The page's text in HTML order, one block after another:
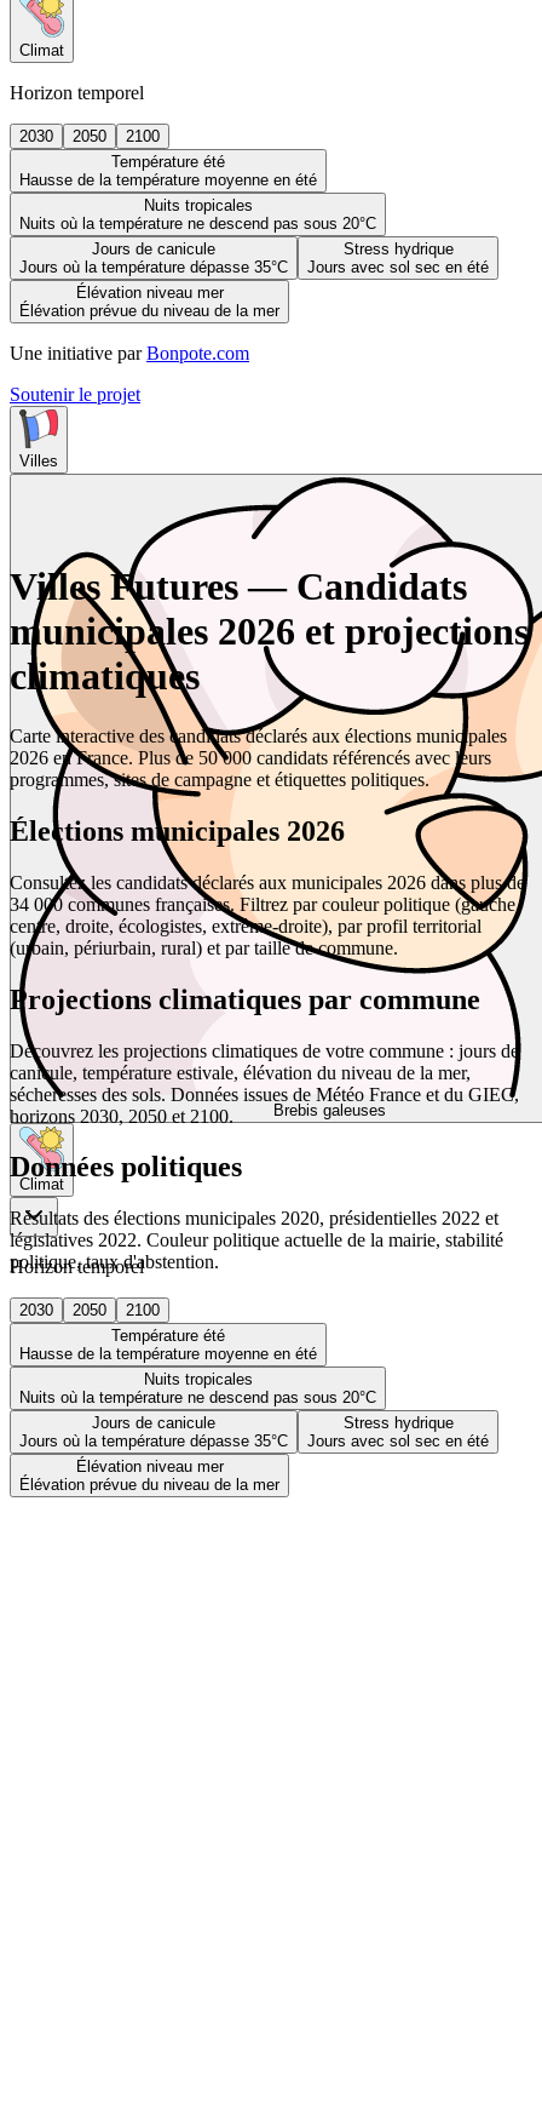
Climat
Horizon temporel
2030 2050
2100
Température été
Hausse de la température moyenne en été
Nuits tropicales
Nuits où la température ne descend pas sous 20°C
Jours de canicule
Jours où la température dépasse 35°C
Stress hydrique
Jours avec sol sec en été
Élévation niveau mer
Élévation prévue du niveau de la mer
Une initiative par Bonpote.com
Soutenir le projet
Villes
Brebis galeuses
Climat
Horizon temporel
2030 2050
2100
Température été
Hausse de la température moyenne en été
Nuits tropicales
Nuits où la température ne descend pas sous 20°C
Jours de canicule
Jours où la température dépasse 35°C
Stress hydrique
Jours avec sol sec en été
Élévation niveau mer
Élévation prévue du niveau de la mer
Villes Futures — Candidats
municipales 2026 et projections
climatiques
Carte interactive des candidats déclarés aux élections municipales
2026 en France. Plus de 50 000 candidats référencés avec leurs
programmes, sites de campagne et étiquettes politiques.
Élections municipales 2026
Consultez les candidats déclarés aux municipales 2026 dans plus de
34 000 communes françaises. Filtrez par couleur politique (gauche,
centre, droite, écologistes, extrême-droite), par profil territorial
(urbain, périurbain, rural) et par taille de commune.
Projections climatiques par commune
Découvrez les projections climatiques de votre commune : jours de
canicule, température estivale, élévation du niveau de la mer,
sécheresses des sols. Données issues de Météo France et du GIEC,
horizons 2030, 2050 et 2100.
Données politiques
Résultats des élections municipales 2020, présidentielles 2022 et
législatives 2022. Couleur politique actuelle de la mairie, stabilité
politique, taux d'abstention.